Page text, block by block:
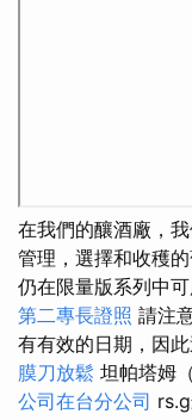
在我們的釀酒廠，
管理，選擇和收穫的
仍在限量版系列中
第二專長證照 請注
有有效的日期，因
膜刀放鬆 坦帕塔姆
公司在台分公司